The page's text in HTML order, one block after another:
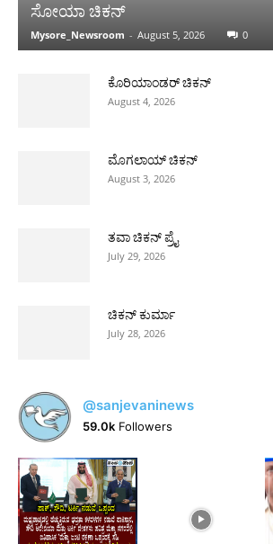
ಸೋಯಾ ಚಿಕನ್
Mysore_Newsroom - August 5, 2026 0
ಕೊರಿಯಾಂಡರ್ ಚಿಕನ್
August 4, 2026
ಮೊಗಲಾಯ್ ಚಿಕನ್
August 3, 2026
ತವಾ ಚಿಕನ್ ಪ್ರೈ
July 29, 2026
ಚಿಕನ್ ಕುರ್ಮಾ
July 28, 2026
@sanjevaninews
59.0k Followers